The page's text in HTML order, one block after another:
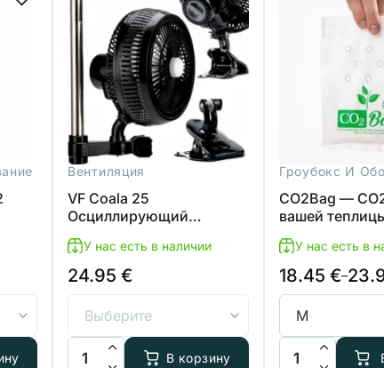
ADWA AD12
Вентиляция
VF Coala 25
Осциллирующий
У нас есть в наличии
24.95 €
Количество товара VF Coala 25 Осциллирующий
В корзину
Гроубокс И
CO2Bag —
вашей
У нас есть в
18.45 €–
Диапазон
цен:
18.45 €
–
23.95 €
Количество